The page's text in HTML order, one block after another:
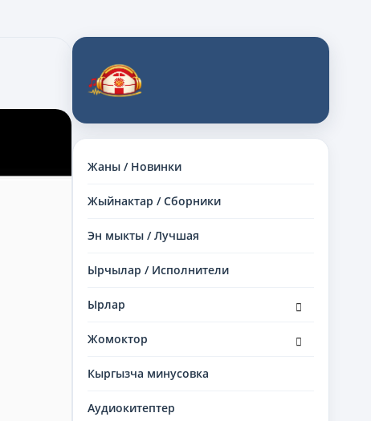
Жаны / Новинки
Жыйнактар / Сборники
Эн мыкты / Лучшая
Ырчылар / Исполнители
Ырлар
дочернее
Жомоктор
дочернее
Кыргызча минусовка
Аудиокитептер